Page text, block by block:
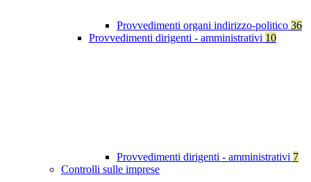
Provvedimenti organi indirizzo-politico 36
Provvedimenti dirigenti - amministrativi 10
Provvedimenti dirigenti - amministrativi 7
Controlli sulle imprese